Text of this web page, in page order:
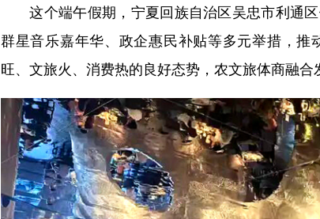
这个端午假期，宁夏回族自治区吴忠市利通区
群星音乐嘉年华、政企惠民补贴等多元举措，
旺、文旅火、消费热的良好态势，农文旅体商融合